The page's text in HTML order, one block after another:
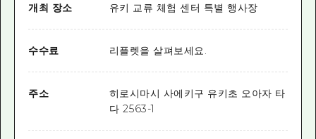
개최 장소 유키 교류 체험 센터 특별 행사장
수수료 리플렛을 살펴보세요.
주소
히로시마시 사에키구 유키초 오아자 타
다 2563-1